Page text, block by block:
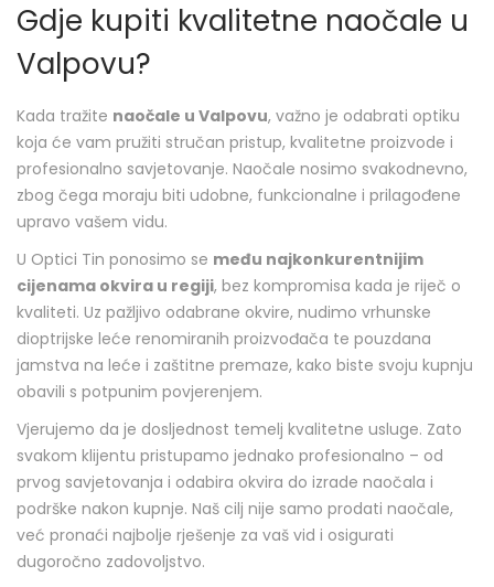
.
Gdje kupiti kvalitetne naočale u
Valpovu?
Kada tražite naočale u Valpovu, važno je odabrati optiku
koja će vam pružiti stručan pristup, kvalitetne proizvode i
profesionalno savjetovanje. Naočale nosimo svakodnevno,
zbog čega moraju biti udobne, funkcionalne i prilagođene
upravo vašem vidu.
U Optici Tin ponosimo se među najkonkurentnijim
cijenama okvira u regiji, bez kompromisa kada je riječ o
kvaliteti. Uz pažljivo odabrane okvire, nudimo vrhunske
dioptrijske leće renomiranih proizvođača te pouzdana
jamstva na leće i zaštitne premaze, kako biste svoju kupnju
obavili s potpunim povjerenjem.
Vjerujemo da je dosljednost temelj kvalitetne usluge. Zato
svakom klijentu pristupamo jednako profesionalno – od
prvog savjetovanja i odabira okvira do izrade naočala i
podrške nakon kupnje. Naš cilj nije samo prodati naočale,
već pronaći najbolje rješenje za vaš vid i osigurati
dugoročno zadovoljstvo.